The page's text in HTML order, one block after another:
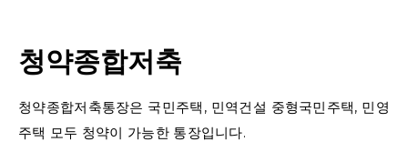
청약종합저축
청약종합저축통장은 국민주택, 민역건설 중형국민주택, 민영
주택 모두 청약이 가능한 통장입니다.